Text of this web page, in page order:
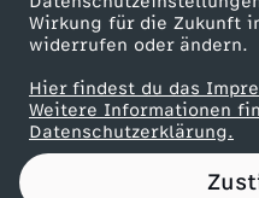
Wirkung für die Zukunft
widerrufen oder ändern.
Hier findest du das
Weitere Informationen
Datenschutzerklärung.
M
e
i
Partner